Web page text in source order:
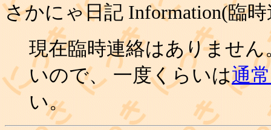
さかにゃ日記 Information(臨
現在臨時連絡はありませ
いので、 一度くらいは通
い。